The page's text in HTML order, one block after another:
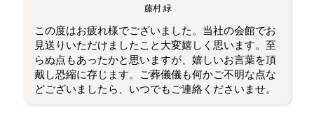
藤村 緑
この度はお疲れ様でございました。当社の会館でお
見送りいただけましたこと大変嬉しく思います。至
らぬ点もあったかと思いますが、嬉しいお言葉を頂
戴し恐縮に存じます。ご葬儀儀も何かご不明な点な
どございましたら、いつでもご連絡くださいませ。